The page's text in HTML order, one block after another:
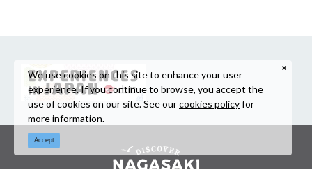
We use cookies on this site to enhance your user
experience. If you continue to browse, you accept the
use of cookies on our site. See ourcookies policyfor
more information.
Accept